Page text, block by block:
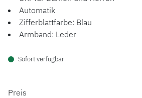
Automatik
Zifferblattfarbe: Blau
Armband: Leder
Sofort verfügbar
PREISINFORMATIONEN
Preis